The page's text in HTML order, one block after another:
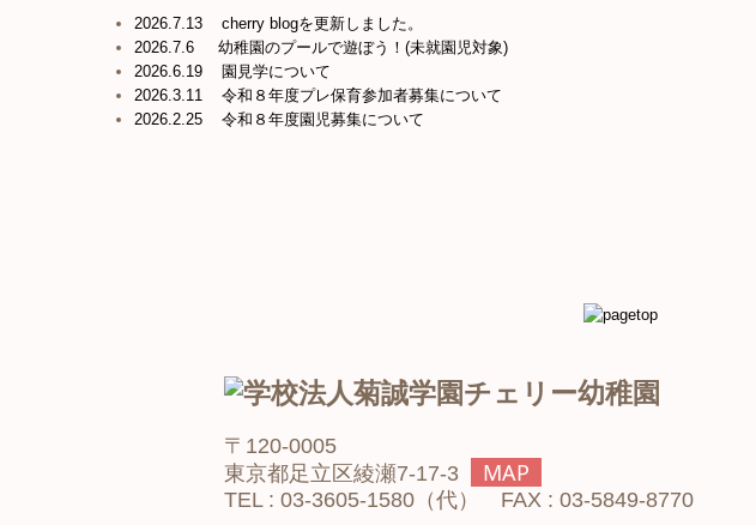
2026.7.13 cherry blogを更新しました。
2026.7.6 幼稚園のプールで遊ぼう！ (未就園児対象)
2026.6.19 園見学について
2026.3.11 令和８年度プレ保育参加者募集について
2026.2.25 令和８年度園児募集について
〒120-0005
東京都足立区綾瀬7-17-3
MAP
TEL : 03-3605-1580 （代） FAX : 03-5849-8770